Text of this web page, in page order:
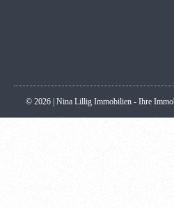
© 2026 | Nina Lillig Immobilien - Ihre